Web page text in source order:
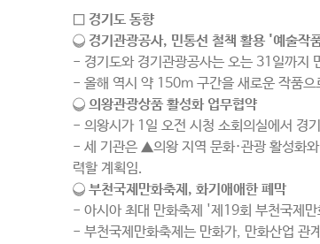
□ 경기도 동향
❍ 경기관광공사, 민통선 철책 활용 '예술작
- 경기도와 경기관광공사는 오는 31일까지
- 올해 역시 약 150m 구간을 새로운 작품으
❍ 의왕관광상품 활성화 업무협약
- 의왕시가 1일 오전 시청 소회의실에서 경
- 세 기관은 ▲의왕 지역 문화·관광 활성화
력할 계획임.
❍ 부천국제만화축제, 화기애애한 폐막
- 아시아 최대 만화축제 '제19회 부천국제
- 부천국제만화축제는 만화가, 만화산업 관